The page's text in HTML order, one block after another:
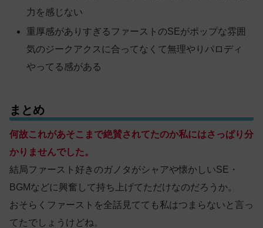
力を感じない
重厚感がありすぎるファーストのSEがポップな雰囲
気のジークアクスに合ってなくて無理やりパロディ
やってる感がある
まとめ
何故これがあそこまで絶賛されてたのか私にはさっぱり分
かりませんでした。
結局ファースト好きのガノタがシャアや懐かしいSE・
BGMなどに興奮して持ち上げてただけなのだろうか。
おそらくファーストを全話見てても私はつまらないと言っ
てたでしょうけどね。